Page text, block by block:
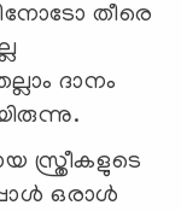
തീരെ
ദാനം
സ്ത്രീകളുടെ
ഒരാൾ